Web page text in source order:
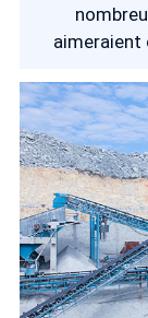
aimeraient
profits. Le
première se
la dureté est
sont
chemins
puissent